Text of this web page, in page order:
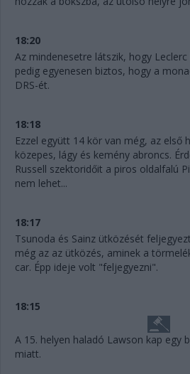
18:20
Az mindenesetre látszik, hogy
pedig egyenesen biztos, hogy a
DRS-ét.
18:18
Ezzel együtt 14 kör van még, az első
közepes, lágy és kemény abroncs.
Russell szektoridőit a piros oldalfalú
nem lehet...
18:17
Tsunoda és Sainz ütközését
még az az ütközés, aminek a
car. Épp ideje volt "feljegyezni".
18:15
A 15. helyen haladó Lawson kap egy
miatt.